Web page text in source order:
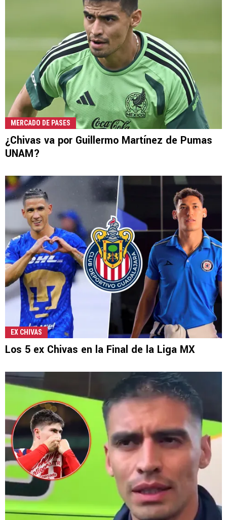
MERCADO DE PASES
¿Chivas va por Guillermo Martínez de Pumas
UNAM?
EX CHIVAS
Los 5 ex Chivas en la Final de la Liga MX